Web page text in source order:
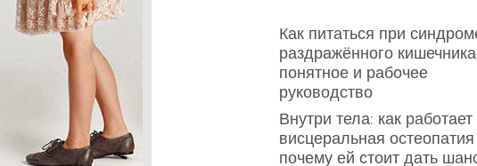
Как питаться при
раздражённого
понятное и рабочее
руководство
Внутри тела: как работает
висцеральная
почему ей стоит дать